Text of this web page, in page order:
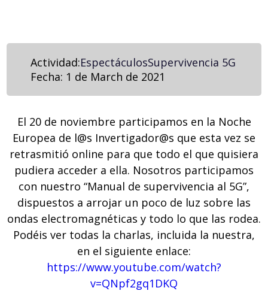
Actividad:EspectáculosSupervivencia 5G
Fecha: 1 de March de 2021
El 20 de noviembre participamos en la Noche
Europea de l@s Invertigador@s que esta vez se
retrasmitió online para que todo el que quisiera
pudiera acceder a ella. Nosotros participamos
con nuestro “Manual de supervivencia al 5G”,
dispuestos a arrojar un poco de luz sobre las
ondas electromagnéticas y todo lo que las rodea.
Podéis ver todas la charlas, incluida la nuestra,
en el siguiente enlace:
https://www.youtube.com/watch?
v=QNpf2gq1DKQ